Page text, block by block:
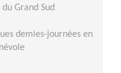
Grand Sud
demies-journées en